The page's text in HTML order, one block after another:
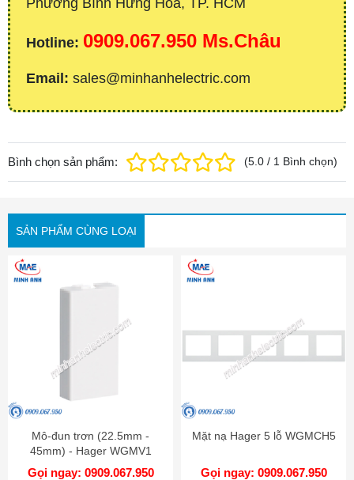
Hotline: 0909.067.950 Ms.Châu
Email: sales@minhanhelectric.com
Bình chọn sản phẩm: (5.0 / 1 Bình chọn)
SẢN PHẨM CÙNG LOẠI
Mô-đun trơn (22.5mm -
45mm) - Hager WGMV1
Gọi ngay: 0909.067.950
Mặt nạ Hager 5 lỗ WGMCH5
Gọi ngay: 0909.067.950